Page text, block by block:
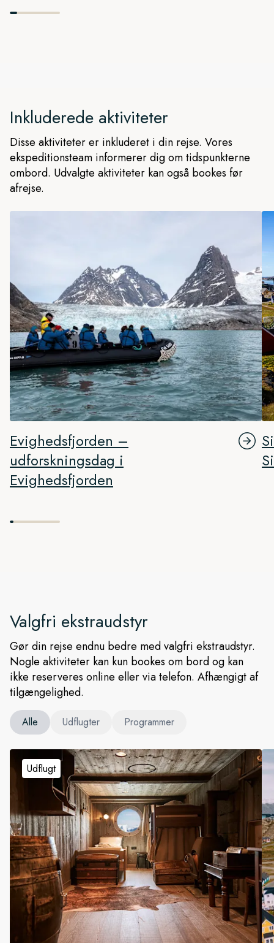
Inkluderede aktiviteter
Disse aktiviteter er inkluderet i din rejse. Vores
ekspeditionsteam informerer dig om tidspunkterne
ombord. Udvalgte aktiviteter kan også bookes før
afrejse.
Evighedsfjorden –
udforskningsdag i
Evighedsfjorden
Valgfri ekstraudstyr
Gør din rejse endnu bedre med valgfri ekstraudstyr.
Nogle aktiviteter kan kun bookes om bord og kan
ikke reserveres online eller via telefon. Afhængigt af
tilgængelighed.
Alle Udflugter Programmer
Udflugt